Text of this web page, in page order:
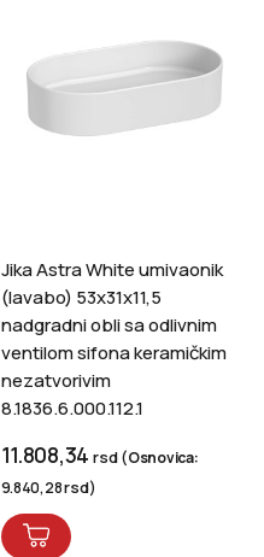
Jika Astra White umivaonik
(lavabo) 53x31x11,5
nadgradni obli sa odlivnim
ventilom sifona keramičkim
nezatvorivim
8.1836.6.000.112.1
11.808,34 rsd(Osnovica:
9.840,28rsd)